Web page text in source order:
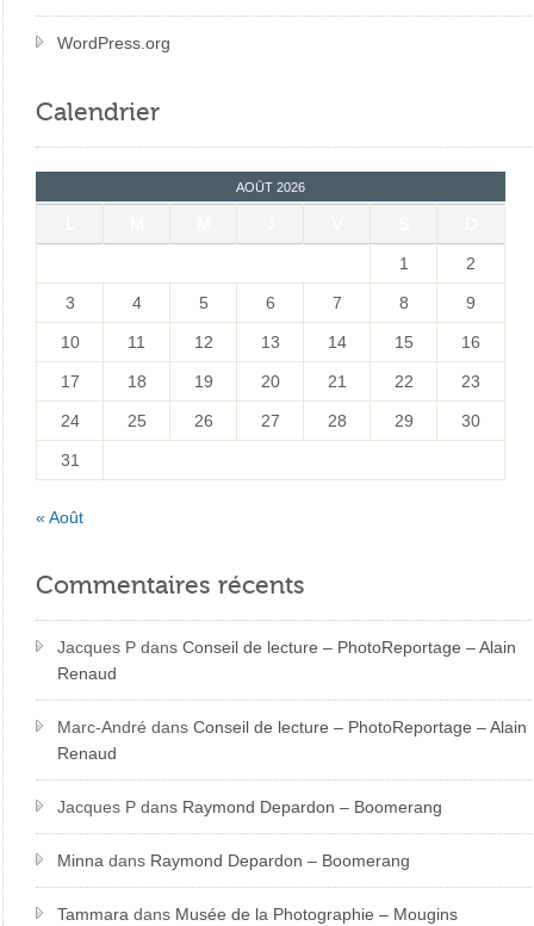
WordPress.org
Calendrier
AOÛT 2026
1 2
3 4 5 6 7 8 9
10 11 12 13 14 15 16
17 18 19 20 21 22 23
24 25 26 27 28 29 30
31
« Août
Commentaires récents
Jacques P dansConseil de lecture – PhotoReportage – Alain
Renaud
Marc-André dansConseil de lecture – PhotoReportage – Alain
Renaud
Jacques P dans Raymond Depardon – Boomerang
Minna dans Raymond Depardon – Boomerang
Tammara dans Musée de la Photographie – Mougins